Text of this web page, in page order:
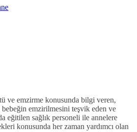
ve emzirme konusunda bilgi veren,
bebeğin emzirilmesini teşvik eden ve
eğitilen sağlık personeli ile annelere
konusunda her zaman yardımcı olan